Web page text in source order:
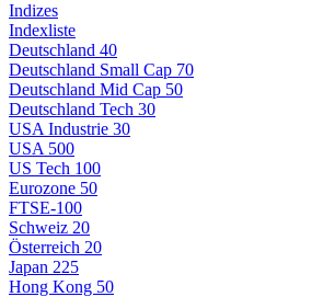
Indizes
Indexliste
Deutschland 40
Deutschland Small Cap 70
Deutschland Mid Cap 50
Deutschland Tech 30
USA Industrie 30
USA 500
US Tech 100
Eurozone 50
FTSE-100
Schweiz 20
Österreich 20
Japan 225
Hong Kong 50